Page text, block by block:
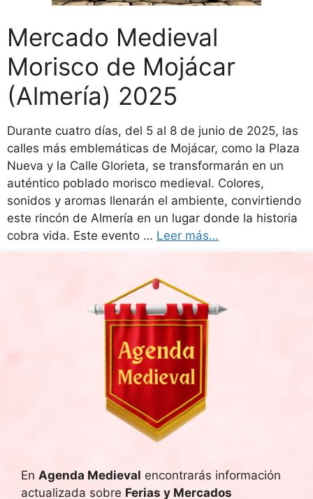
Mercado Medieval
Morisco de Mojácar
(Almería) 2025
Durante cuatro días, del 5 al 8 de junio de 2025, las
calles más emblemáticas de Mojácar, como la Plaza
Nueva y la Calle Glorieta, se transformarán en un
auténtico poblado morisco medieval. Colores,
sonidos y aromas llenarán el ambiente, convirtiendo
este rincón de Almería en un lugar donde la historia
cobra vida. Este evento … Leer más…
En Agenda Medieval encontrarás información
actualizada sobre Ferias y Mercados